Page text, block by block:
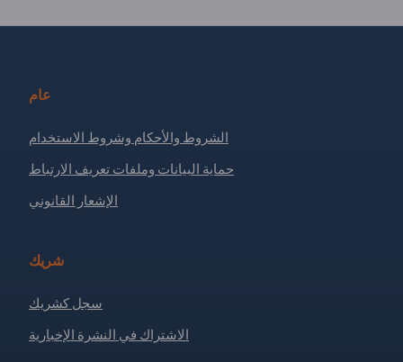
عام
الشروط والأحكام وشروط الاستخدام
حماية البيانات وملفات تعريف الارتباط
الإشعار القانوني
شريك
سجل كشريك
الاشتراك في النشرة الإخبارية